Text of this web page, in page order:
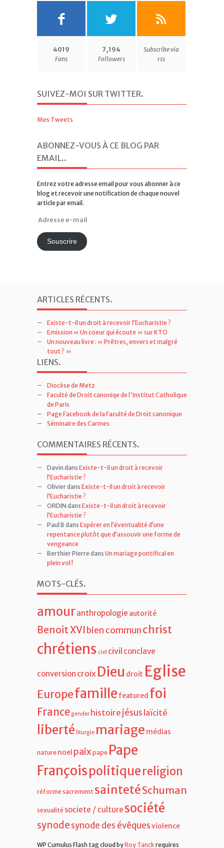
4019
Fans
7,194
Followers
Subscribe via
rss
SUIVEZ-MOI SUR TWITTER.
Mes Tweets
ABONNEZ-VOUS À CE BLOG PAR
EMAIL..
Entrez votre adresse email pour vous abonner à ce
blog et recevoir une notification de chaque nouvel
article par email.
Adresse
mailSouscrire
ARTICLES RÉCENTS.
Existe-t-il un droit à recevoir l’Eucharistie ?
Emission « Un coeur qui écoute » sur KTO
Un nouveau livre : « Prêtres, envers et malgré
tout ? »
LIENS.
Diocèse de Metz
Faculté de Droit canoniqe de l'Institut Catholique
de Paris
Page Facebook de la Faculté de Droit canonique
Séminaire des Carmes
COMMENTAIRES RÉCENTS.
Davin dans Existe-t-il un droit à recevoir
l’Eucharistie ?
Olivierdans Existe-t-il un droit à recevoir
l’Eucharistie ?
ORDIN dans Existe-t-il un droit à recevoir
l’Eucharistie ?
Paul B dans Espérer en l’éventualité d’une
repentance plutôt que d’assouvir une forme de
vengeance
Berthier Pierredans Un mariage pontifical en
plein vol !
MOTS-CLÉS.
amouranthropologie autorité
Benoit XVIbien communchrist
chrétiens ciel civil conclave
conversion croix Dieu droit Eglise
Europefamille featured foi
Francegender histoire jésus laïcité
liberté liturgie mariage médias
nature noel paixpape Pape
Françoispolitiquereligion
réformesacrement saintetéSchuman
sexualité societe / culture société
synodesynode des évêquesviolence
WP Cumulus Flash tag cloud byRoy Tanckrequires